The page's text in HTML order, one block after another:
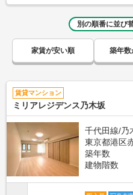
別の順番に並び
家賃が安い順 築年数
賃貸マンション
ミリアレジデンス乃木坂
千代田線/乃
東京都港区
築年数
建物階数